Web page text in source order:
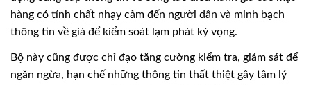
hàng có tính chất nhạy cảm đến người dân và minh bạch
thông tin về giá để kiểm soát lạm phát kỳ vọng.
Bộ này cũng được chỉ đạo tăng cường kiểm tra, giám sát để
ngăn ngừa, hạn chế những thông tin thất thiệt gây tâm lý